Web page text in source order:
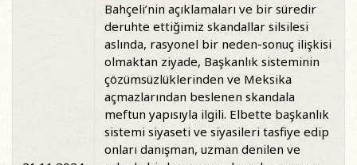
Bahçeli’nin açıklamaları ve bir süredir
deruhte ettiğimiz skandallar silsilesi
aslında, rasyonel bir neden-sonuç ilişkisi
olmaktan ziyade, Başkanlık sisteminin
çözümsüzlüklerinden ve Meksika
açmazlarından beslenen skandala
meftun yapısıyla ilgili. Elbette başkanlık
sistemi siyaseti ve siyasileri tasfiye edip
onları danışman, uzman denilen ve